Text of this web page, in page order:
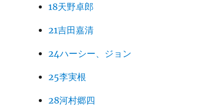
18天野卓郎
21吉田嘉清
24ハーシー、ジョン
25李実根
28河村郷四